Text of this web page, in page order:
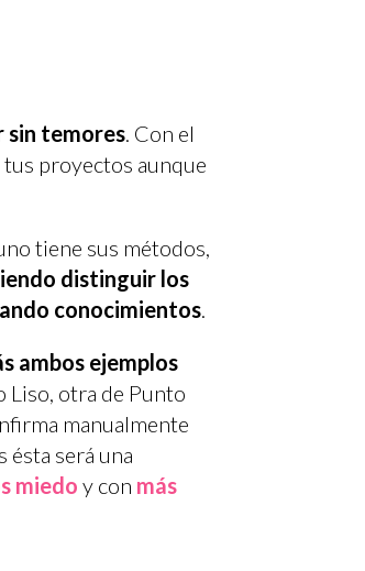
sin temores. Con el
proyectos aunque
tiene sus métodos,
distinguir los
conocimientos.
ambos ejemplos
Liso, otra de Punto
manualmente
ésta será una
miedo y con más